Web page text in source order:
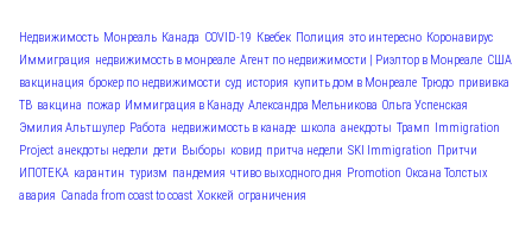
Недвижимость Монреаль Канада COVID-19 Квебек Полиция это интересно Коронавирус
Иммиграция недвижимость в монреале Агент по недвижимости | Риэлтор в Монреале США
вакцинация брокер по недвижимости суд история купить дом в Монреале Трюдо прививка
ТВ вакцина пожар Иммиграция в Канаду Александра Мельникова Ольга Успенская
Эмилия Альтшулер Работа недвижимость в канаде школа анекдоты Трамп
Immigration
Project анекдоты недели дети Выборы ковид притча недели SKI Immigration Притчи
ИПОТЕКА карантин туризм пандемия чтиво выходного дня Promotion Оксана Толстых
авария Canada from coast to coast Хоккей ограничения